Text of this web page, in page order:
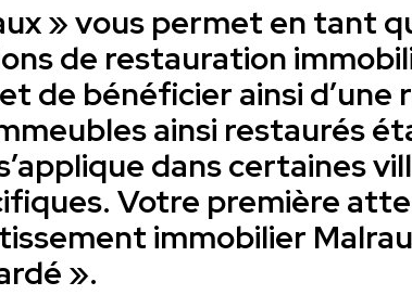
» vous permet en tant
de restauration
de bénéficier ainsi d’une
ainsi restaurés
dans certaines
Votre première
immobilier
».